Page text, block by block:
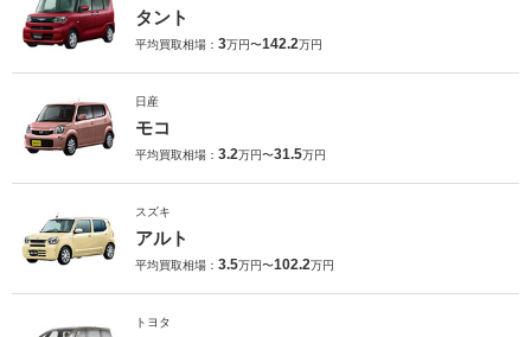
タント
平均買取相場： 3万円〜142.2万円
日産
モコ
平均買取相場： 3.2万円〜31.5万円
スズキ
アルト
平均買取相場： 3.5万円〜102.2万円
トヨタ